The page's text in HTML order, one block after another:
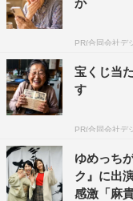
ティのゲスト、司会
ライブやイベント
脚本の提供、作家と
俳優としては、よる
ビーナス』（2020年
今年は『月読くんの
ストマンー全盲の捜
か
PR(合同会社デ
宝くじ当
す
PR(合同会社デ
ゆめっち
ク』に出
感激「麻